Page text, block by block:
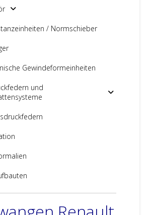
/ Normschieber
Gewindeformeinheiten
und